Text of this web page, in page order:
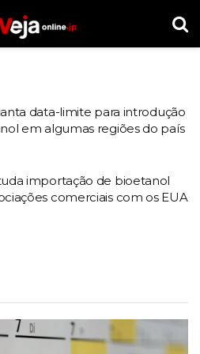
data-limite para introdução
em algumas regiões do país
importação de bioetanol
comerciais com os EUA